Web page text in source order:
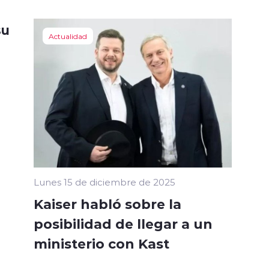
Actualidad
Lunes 15 de diciembre de 2025
Kaiser habló sobre la
posibilidad de llegar a un
ministerio con Kast